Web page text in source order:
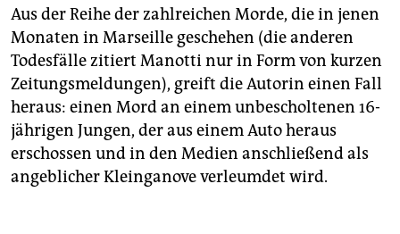
Aus der Reihe der zahlreichen Morde, die in jenen
Monaten in Marseille geschehen (die anderen
Todesfälle zitiert Manotti nur in Form von kurzen
Zeitungsmeldungen), greift die Autorin einen Fall
heraus: einen Mord an einem unbescholtenen 16-
jährigen Jungen, der aus einem Auto heraus
erschossen und in den Medien anschließend als
angeblicher Kleinganove verleumdet wird.